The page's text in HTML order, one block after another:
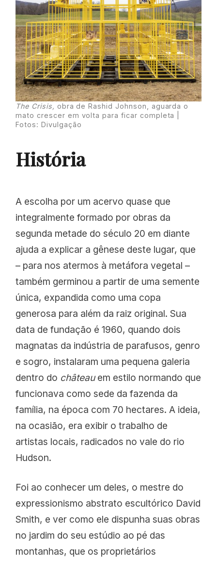
The Crisis, obra de Rashid Johnson, aguarda o
mato crescer em volta para ficar completa |
Fotos: Divulgação
História
A escolha por um acervo quase que
integralmente formado por obras da
segunda metade do século 20 em diante
ajuda a explicar a gênese deste lugar, que
– para nos atermos à metáfora vegetal –
também germinou a partir de uma semente
única, expandida como uma copa
generosa para além da raiz original. Sua
data de fundação é 1960, quando dois
magnatas da indústria de parafusos, genro
e sogro, instalaram uma pequena galeria
dentro do châteauem estilo normando que
funcionava como sede da fazenda da
família, na época com 70 hectares. A ideia,
na ocasião, era exibir o trabalho de
artistas locais, radicados no vale do rio
Hudson.
Foi ao conhecer um deles, o mestre do
expressionismo abstrato escultórico David
Smith, e ver como ele dispunha suas obras
no jardim do seu estúdio ao pé das
montanhas, que os proprietários